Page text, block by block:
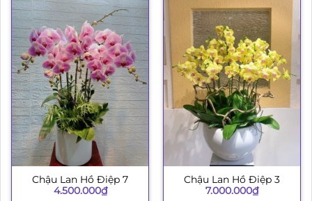
Chậu Lan Hồ Điệp 7
4.500.000₫
Chậu Lan Hồ Điệp 3
7.000.000₫